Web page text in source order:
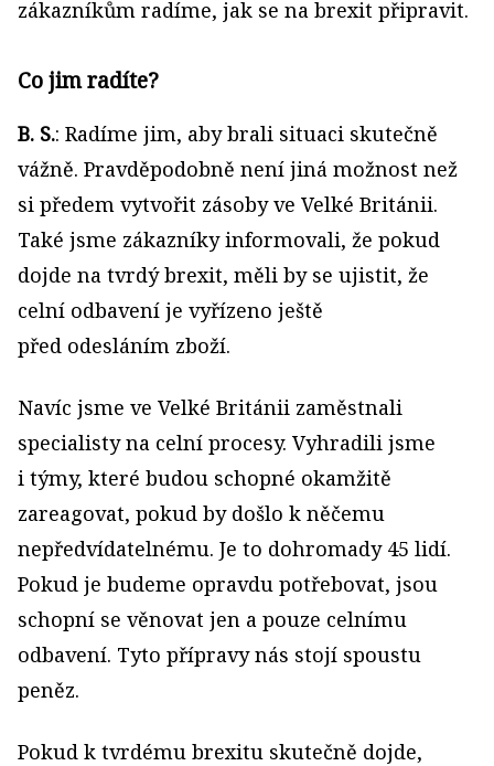
zákazníkům radíme, jak se na brexit připravit.
Co jim radíte?
B. S.: Radíme jim, aby brali situaci skutečně
vážně. Pravděpodobně není jiná možnost než
si předem vytvořit zásoby ve Velké Británii.
Také jsme zákazníky informovali, že pokud
dojde na tvrdý brexit, měli by se ujistit, že
celní odbavení je vyřízeno ještě
před odesláním zboží.
Navíc jsme ve Velké Británii zaměstnali
specialisty na celní procesy. Vyhradili jsme
i týmy, které budou schopné okamžitě
zareagovat, pokud by došlo k něčemu
nepředvídatelnému. Je to dohromady 45 lidí.
Pokud je budeme opravdu potřebovat, jsou
schopní se věnovat jen a pouze celnímu
odbavení. Tyto přípravy nás stojí spoustu
peněz.
Pokud k tvrdému brexitu skutečně dojde,